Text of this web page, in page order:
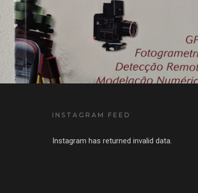
INSTAGRAM FEED
Instagram has returned invalid data.